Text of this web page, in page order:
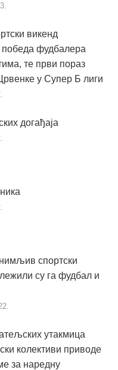
викенд
победа фудбалера
те први пораз
у Супер Б лиги
догађаја
спортски
су га фудбал и
утакмица
колективи приводе
за наредну